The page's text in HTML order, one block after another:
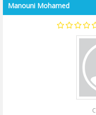
Manouni Mohamed